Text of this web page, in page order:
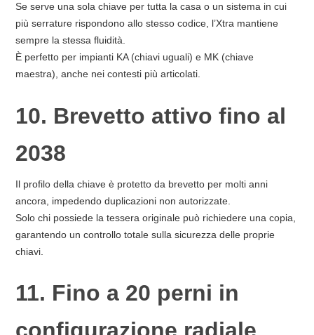
Se serve una sola chiave per tutta la casa o un sistema in cui
più serrature rispondono allo stesso codice, l’Xtra mantiene
sempre la stessa fluidità.
È perfetto per impianti KA (chiavi uguali) e MK (chiave
maestra), anche nei contesti più articolati.
10. Brevetto attivo fino al
2038
Il profilo della chiave è protetto da brevetto per molti anni
ancora, impedendo duplicazioni non autorizzate.
Solo chi possiede la tessera originale può richiedere una copia,
garantendo un controllo totale sulla sicurezza delle proprie
chiavi.
11. Fino a 20 perni in